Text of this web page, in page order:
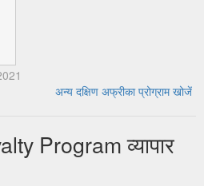
अन्य दक्षिण अफ्रीका प्रोग्राम खोजें
Program व्यापार